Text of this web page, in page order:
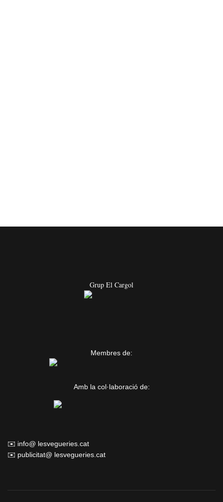
Grup El Cargol
Membres de:
Amb la col·laboració de:
✉️ info@ lesvegueries.cat
✉️ publicitat@ lesvegueries.cat